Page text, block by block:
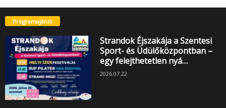
Programajánló
Strandok Éjszakája a Szentesi
Sport- és Üdülőközpontban –
egy felejthetetlen nyá…
2026.07.22.